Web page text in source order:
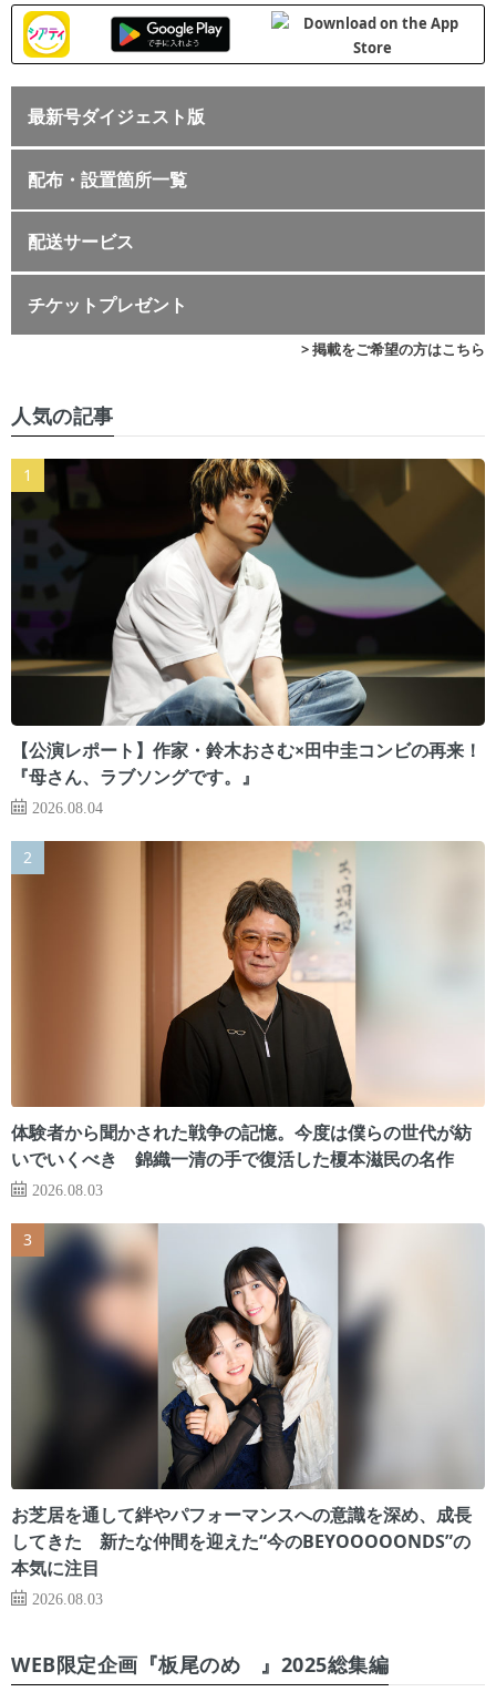
最新号ダイジェスト版
配布・設置箇所一覧
配送サービス
チケットプレゼント
> 掲載をご希望の方はこちら
人気の記事
【公演レポート】作家・鈴木おさむ×田中圭コンビの再来！
『母さん、ラブソングです。』
2026.08.04
体験者から聞かされた戦争の記憶。今度は僕らの世代が紡
いでいくべき 錦織一清の手で復活した榎本滋民の名作
2026.08.03
お芝居を通して絆やパフォーマンスへの意識を深め、成長
してきた 新たな仲間を迎えた“今のBEYOOOOONDS”の
本気に注目
2026.08.03
WEB限定企画『板尾のめ゙』2025総集編